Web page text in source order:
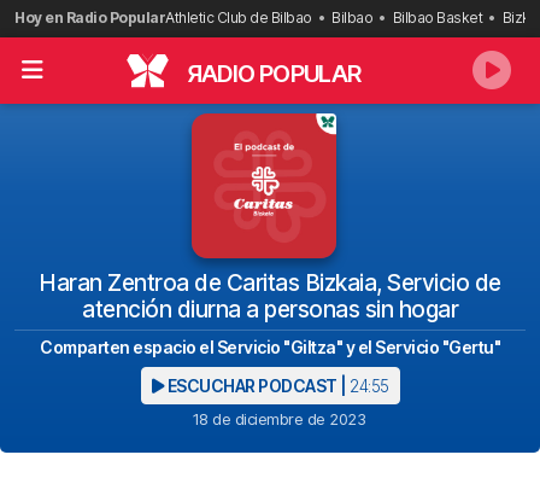
Saltar
al
contenido
Hoy en Radio PopularAthletic Club de Bilbao Bilbao Bilbao Basket
RADIO POPULAR
Haran Zentroa de Caritas Bizkaia, Servicio de
atención diurna a personas sin hogar
Comparten espacio el Servicio "Giltza" y el Servicio "Gertu"
ESCUCHAR PODCAST | 24:55
18 de diciembre de 2023